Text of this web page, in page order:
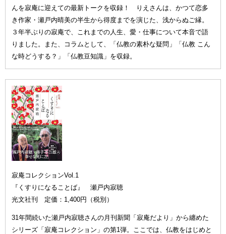
んを寂庵に迎えての最新トークを収録！ りえさんは、かつて恋多
き作家・瀬戸内晴美の半生から得度までを演じた、浅からぬご縁。
３年半ぶりの寂庵で、これまでの人生、愛・仕事について本音で語
りました。また、コラムとして、「仏教の素朴な疑問」「仏教 こん
な時どうする？」「仏教豆知識」を収録。
寂庵コレクションVol.1
『くすりになることば』 瀬戸内寂聴
光文社刊 定価：1,400円（税別）
31年間続いた瀬戸内寂聴さんの月刊新聞「寂庵だより」から纏めた
シリーズ「寂庵コレクション」の第1弾。ここでは、仏教をはじめと